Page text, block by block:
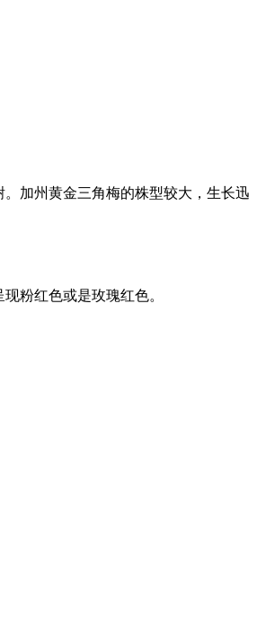
加州黄金三角梅的株型较大，生长迅
粉红色或是玫瑰红色。